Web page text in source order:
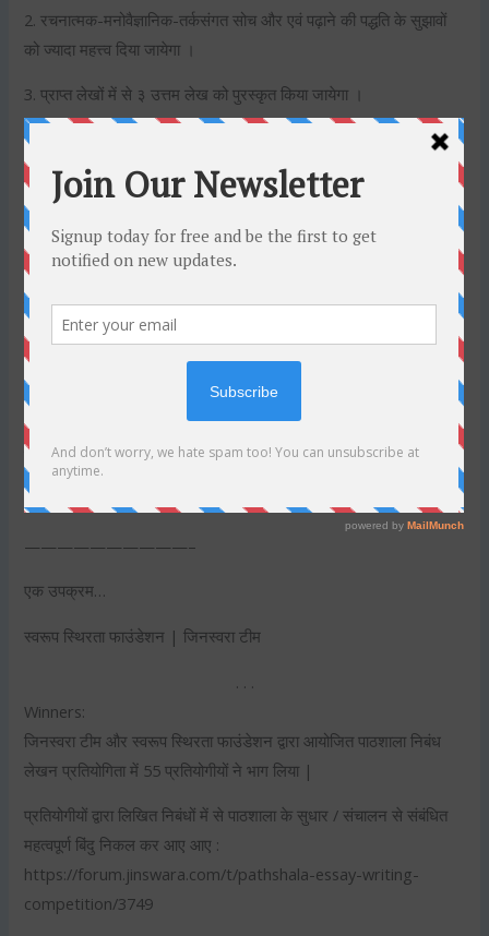
2. रचनात्मक-मनोवैज्ञानिक-तर्कसंगत सोच और एवं पढ़ाने की पद्धति के सुझावों
को ज्यादा महत्त्व दिया जायेगा ।
3. प्राप्त लेखों में से ३ उत्तम लेख को पुरस्कृत किया जायेगा ।
प्रथम पुरस्कार : ₹ २१००
द्वितीय पुरस्कार : ₹ १५००
तृतीय पुरस्कार : ₹ १०००
4. निबंध हिंदी या अंग्रेजी या हिंदी-अंग्रेजी मिश्र भाषा में लिख सकते है ।
लेखन ५००-६०० शब्दों में होना चाहिए।
5. अपने लेख को टाईप कर या काॅपी में लिख, उसकी PDF बना कर भेजें ।
6. दिनांक १० अप्रेल २०२० तक अपने लेख की PDF वाह्ट्सेप नम्बर # |
9131694446 | या ई-मेल:connect@jinswara.com
कुछ और जानकारी के लिए | 9131694446 | पर संपर्क करें ।
7. परिणाम ३० अप्रेल, २०२० तक घोषित किये जायेंगे
——————————–
एक उपक्रम…
स्वरूप स्थिरता फाउंडेशन | जिनस्वरा टीम
. . .
Winners:
जिनस्वरा टीम और स्वरूप स्थिरता फाउंडेशन द्वारा आयोजित पाठशाला निबंध
लेखन प्रतियोगिता में 55 प्रतियोगीयों ने भाग लिया |
प्रतियोगीयों द्वारा लिखित निबंधों में से पाठशाला के सुधार / संचालन से संबंधित
महत्वपूर्ण बिंदु निकल कर आए आए :
https://forum.jinswara.com/t/pathshala-essay-writing-
competition/3749